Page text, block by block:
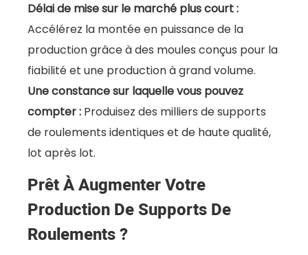
Délai de mise sur le marché plus court :
Accélérez la montée en puissance de la
production grâce à des moules conçus pour la
fiabilité et une production à grand volume.
Une constance sur laquelle vous pouvez
compter : Produisez des milliers de supports
de roulements identiques et de haute qualité,
lot après lot.
Prêt À Augmenter Votre
Production De Supports De
Roulements ?